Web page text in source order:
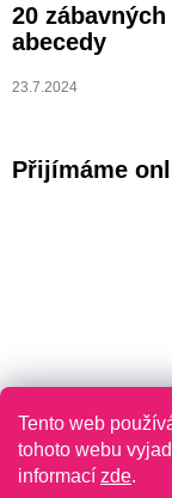
Tento web
tohoto webu
informací zde.
20
abecedy
23.7.2024
Přijímáme